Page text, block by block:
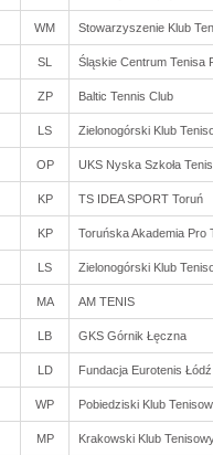
WM Stowarzyszenie Klub
SL Śląskie Centrum Tenisa
ZP Baltic Tennis Club
LS Zielonogórski Klub
OP UKS Nyska Szkoła
KP TS IDEA SPORT Toruń
KP Toruńska Akademia Pro
LS Zielonogórski Klub
MA AM TENIS
LB GKS Górnik Łęczna
LD Fundacja Eurotenis Łódź
WP Pobiedziski Klub
MP Krakowski Klub